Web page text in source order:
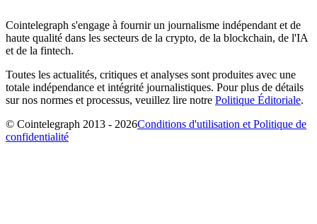
Cointelegraph s'engage à fournir un journalisme indépendant et de
haute qualité dans les secteurs de la crypto, de la blockchain, de l'IA
et de la fintech.
Toutes les actualités, critiques et analyses sont produites avec une
totale indépendance et intégrité journalistiques. Pour plus de détails
sur nos normes et processus, veuillez lire notre Politique Éditoriale.
© Cointelegraph 2013 - 2026Conditions d'utilisation et Politique de
confidentialité